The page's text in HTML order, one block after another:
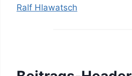
Ralf Hlawatsch